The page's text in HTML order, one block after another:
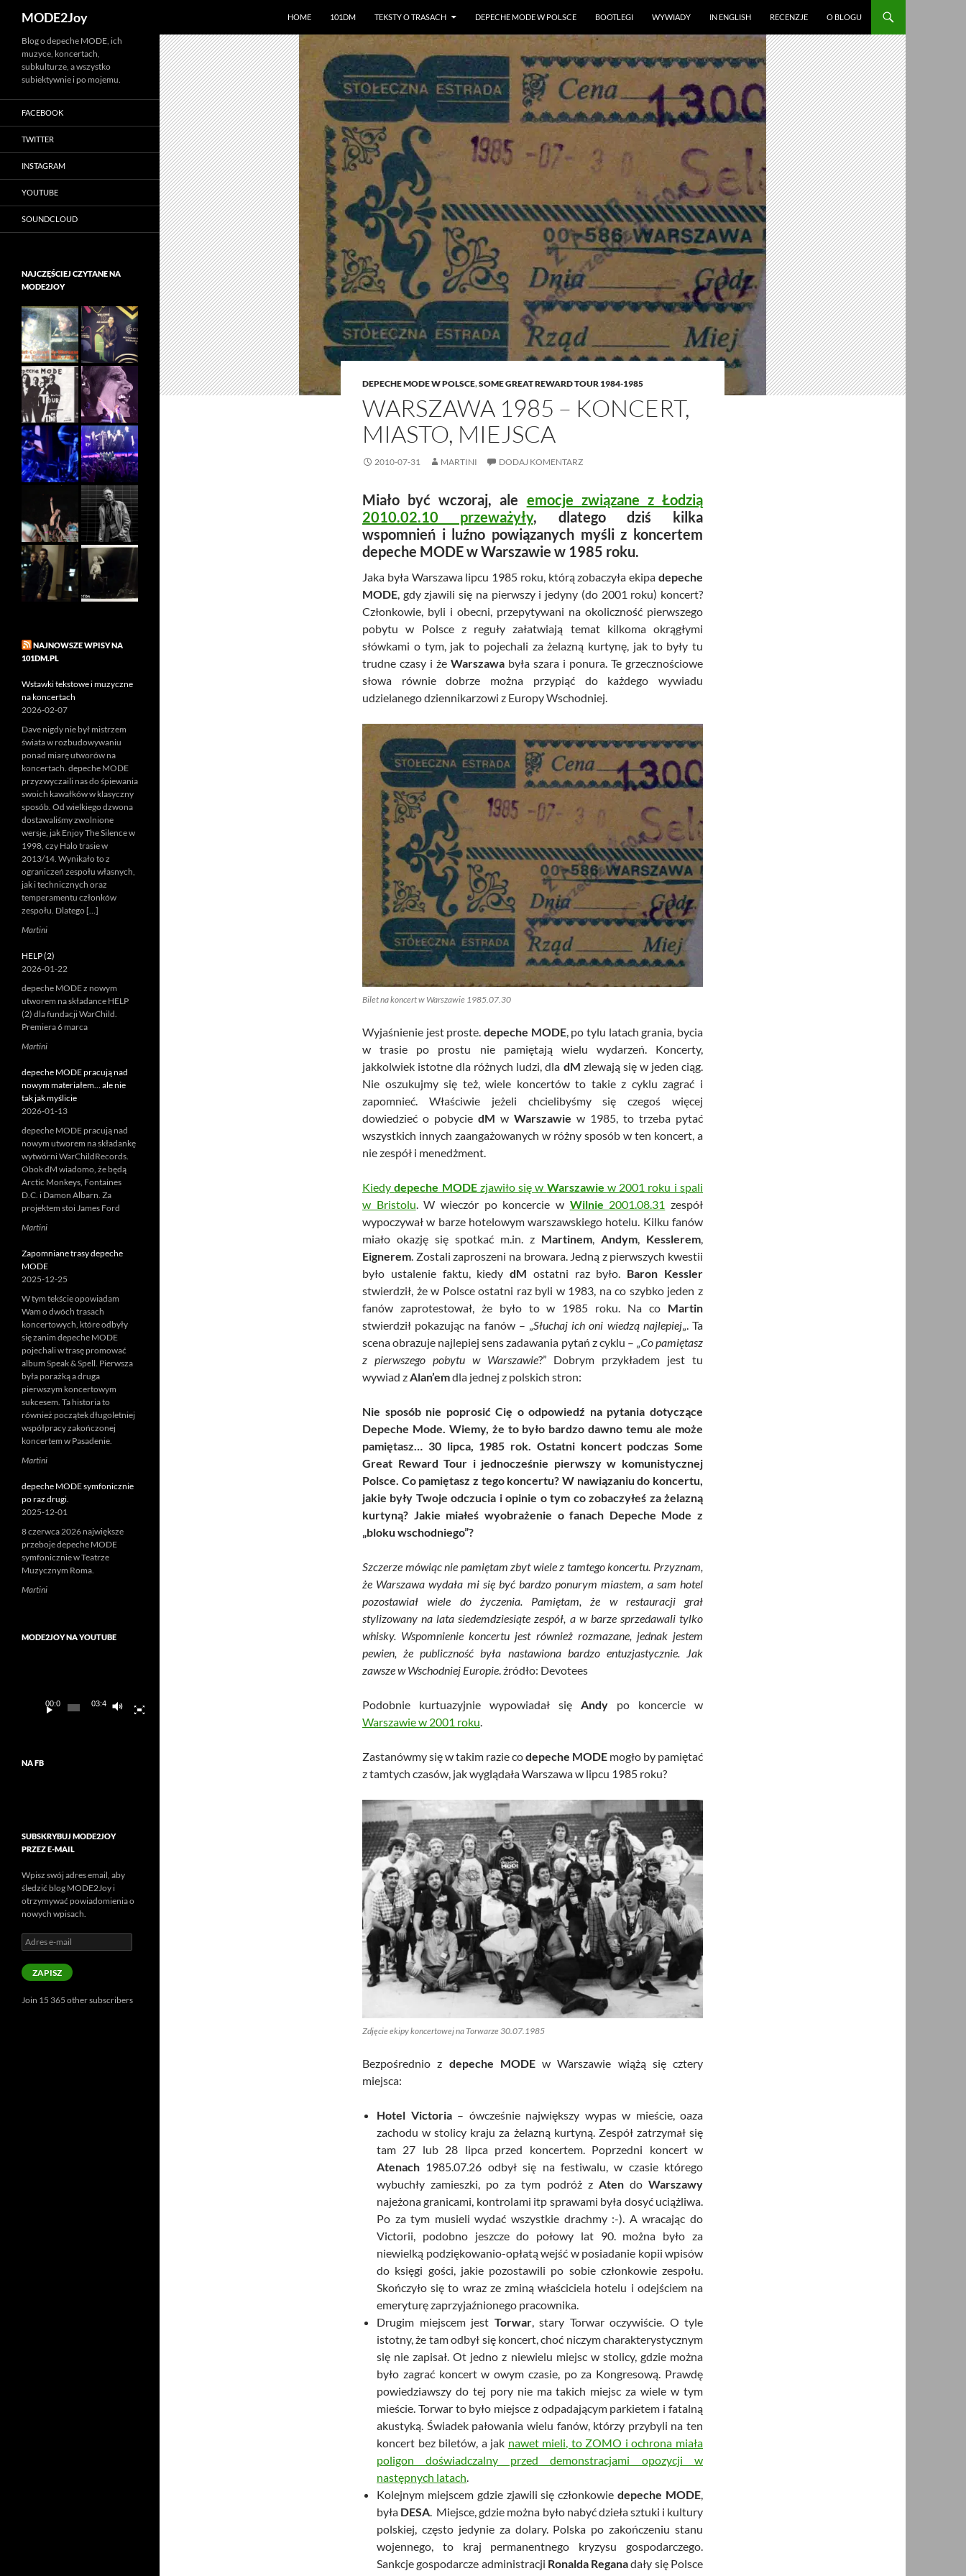
Przejdź
treści
MODE2Joy HOME 101DM TEKSTY O TRASACH DEPECHE MODE W POLSCE BOOTLEGI WYWIADY IN ENGLISH RECENZJE O BLOGU
DEPECHE MODE W POLSCE,SOME GREAT REWARD TOUR 1984-1985
WARSZAWA 1985 – KONCERT,
MIASTO, MIEJSCA
2010-07-31 MARTINI DODAJ KOMENTARZ
Miało być wczoraj, ale emocje związane z Łodzią
2010.02.10 przeważyły, dlatego dziś kilka
wspomnień i luźno powiązanych myśli z koncertem
depeche MODE w Warszawie w 1985 roku.
Jaka była Warszawa lipcu 1985 roku, którą zobaczyła ekipa depeche
MODE, gdy zjawili się na pierwszy i jedyny (do 2001 roku) koncert?
Członkowie, byli i obecni, przepytywani na okoliczność pierwszego
pobytu w Polsce z reguły załatwiają temat kilkoma okrągłymi
słówkami o tym, jak to pojechali za żelazną kurtynę, jak to były tu
trudne czasy i że Warszawa była szara i ponura. Te grzecznościowe
słowa równie dobrze można przypiąć do każdego wywiadu
udzielanego dziennikarzowi z Europy Wschodniej.
Bilet na koncert w Warszawie 1985.07.30
Wyjaśnienie jest proste. depeche MODE, po tylu latach grania, bycia
w trasie po prostu nie pamiętają wielu wydarzeń. Koncerty,
jakkolwiek istotne dla różnych ludzi, dla dM zlewają się w jeden ciąg.
Nie oszukujmy się też, wiele koncertów to takie z cyklu zagrać i
zapomnieć. Właściwie jeżeli chcielibyśmy się czegoś więcej
dowiedzieć o pobycie dM w Warszawie w 1985, to trzeba pytać
wszystkich innych zaangażowanych w różny sposób w ten koncert, a
nie zespół i menedżment.
Kiedydepeche MODEzjawiło się w Warszawie w 2001 roku i spali
w Bristolu. W wieczór po koncercie w Wilnie 2001.08.31 zespół
wypoczywał w barze hotelowym warszawskiego hotelu. Kilku fanów
miało okazję się spotkać m.in. z Martinem, Andym, Kesslerem,
Eignerem. Zostali zaproszeni na browara. Jedną z pierwszych kwestii
było ustalenie faktu, kiedydM ostatni raz było. Baron Kessler
stwierdził, że w Polsce ostatni raz byli w 1983, na co szybko jeden z
fanów zaprotestował, że było to w 1985 roku. Na co Martin
stwierdził pokazując na fanów – „Słuchaj ich oni wiedzą najlepiej„. Ta
scena obrazuje najlepiej sens zadawania pytań z cyklu – „Co pamiętasz
z pierwszego pobytu w Warszawie?” Dobrym przykładem jest tu
wywiad zAlan’emdla jednej z polskich stron:
Nie sposób nie poprosić Cię o odpowiedź na pytania dotyczące
Depeche Mode. Wiemy, że to było bardzo dawno temu ale może
pamiętasz… 30 lipca, 1985 rok. Ostatni koncert podczas Some
Great Reward Tour i jednocześnie pierwszy w komunistycznej
Polsce. Co pamiętasz z tego koncertu? W nawiązaniu do koncertu,
jakie były Twoje odczucia i opinie o tym co zobaczyłeś za żelazną
kurtyną? Jakie miałeś wyobrażenie o fanach Depeche Mode z
„bloku wschodniego”?
Szczerze mówiąc nie pamiętam zbyt wiele z tamtego koncertu. Przyznam,
że Warszawa wydała mi się być bardzo ponurym miastem, a sam hotel
pozostawiał wiele do życzenia. Pamiętam, że w restauracji grał
stylizowany na lata siedemdziesiąte zespół, a w barze sprzedawali tylko
whisky. Wspomnienie koncertu jest również rozmazane, jednak jestem
pewien, że publiczność była nastawiona bardzo entuzjastycznie. Jak
zawsze w Wschodniej Europie. źródło: Devotees
Podobnie kurtuazyjnie wypowiadał się Andy po koncercie w
Warszawie w 2001 roku.
Zastanówmy się w takim razie codepeche MODE mogło by pamiętać
z tamtych czasów, jak wyglądała Warszawa w lipcu 1985 roku?
Zdjęcie ekipy koncertowej na Torwarze 30.07.1985
Bezpośrednio z depeche MODEw Warszawie wiążą się cztery
miejsca:
Hotel Victoria– ówcześnie największy wypas w mieście, oaza
zachodu w stolicy kraju za żelazną kurtyną. Zespół zatrzymał się
tam 27 lub 28 lipca przed koncertem. Poprzedni koncert w
Atenach 1985.07.26 odbył się na festiwalu, w czasie którego
wybuchły zamieszki, po za tym podróż z Aten doWarszawy
najeżona granicami, kontrolami itp sprawami była dosyć uciążliwa.
Po za tym musieli wydać wszystkie drachmy :-). A wracając do
Victorii, podobno jeszcze do połowy lat 90. można było za
niewielką podziękowanio-opłatą wejść w posiadanie kopii wpisów
do księgi gości, jakie pozostawili po sobie członkowie zespołu.
Skończyło się to wraz ze zminą właściciela hotelu i odejściem na
emeryturę zaprzyjaźnionego pracownika.
Drugim miejscem jest Torwar, stary Torwar oczywiście. O tyle
istotny, że tam odbył się koncert, choć niczym charakterystycznym
się nie zapisał. Ot jedno z niewielu miejsc w stolicy, gdzie można
było zagrać koncert w owym czasie, po za Kongresową. Prawdę
powiedziawszy do tej pory nie ma takich miejsc za wiele w tym
mieście. Torwar to było miejsce z odpadającym parkietem i fatalną
akustyką. Świadek pałowania wielu fanów, którzy przybyli na ten
koncert bez biletów, a jak nawet mieli, to ZOMO i ochrona miała
poligon doświadczalny przed demonstracjami opozycji w
następnych latach.
Kolejnym miejscem gdzie zjawili się członkowiedepeche MODE,
była DESA. Miejsce, gdzie można było nabyć dzieła sztuki i kultury
polskiej, często jedynie za dolary. Polska po zakończeniu stanu
wojennego, to kraj permanentnego kryzysu gospodarczego.
Sankcje gospodarcze administracji Ronalda Reganadały się Polsce
Blog o depeche MODE, ich
muzyce, koncertach,
subkulturze, a wszystko
subiektywnie i po mojemu.
FACEBOOK
TWITTER
INSTAGRAM
YOUTUBE
SOUNDCLOUD
NAJCZĘŚCIEJ CZYTANE NA
MODE2JOY
NAJNOWSZE WPISY NA
101DM.PL
Wstawki tekstowe i muzyczne
na koncertach
2026-02-07
Dave nigdy nie był mistrzem
świata w rozbudowywaniu
ponad miarę utworów na
koncertach. depeche MODE
przyzwyczaili nas do śpiewania
swoich kawałków w klasyczny
sposób. Od wielkiego dzwona
dostawaliśmy zwolnione
wersje, jak Enjoy The Silence w
1998, czy Halo trasie w
2013/14. Wynikało to z
ograniczeń zespołu własnych,
jak i technicznych oraz
temperamentu członków
zespołu. Dlatego […]
Martini
HELP (2)
2026-01-22
depeche MODE z nowym
utworem na składance HELP
(2) dla fundacji WarChild.
Premiera 6 marca
Martini
depeche MODE pracują nad
nowym materiałem… ale nie
tak jak myślicie
2026-01-13
depeche MODE pracują nad
nowym utworem na składankę
wytwórni WarChildRecords.
Obok dM wiadomo, że będą
Arctic Monkeys, Fontaines
D.C. i Damon Albarn. Za
projektem stoi James Ford
Martini
Zapomniane trasy depeche
MODE
2025-12-25
W tym tekście opowiadam
Wam o dwóch trasach
koncertowych, które odbyły
się zanim depeche MODE
pojechali w trasę promować
album Speak & Spell. Pierwsza
była porażką a druga
pierwszym koncertowym
sukcesem. Ta historia to
również początek długoletniej
współpracy zakończonej
koncertem w Pasadenie.
Martini
depeche MODE symfonicznie
po raz drugi.
2025-12-01
8 czerwca 2026 największe
przeboje depeche MODE
symfonicznie w Teatrze
Muzycznym Roma.
Martini
MODE2JOY NA YOUTUBE
00:00 03:45
NA FB
SUBSKRYBUJ MODE2JOY
PRZEZ E-MAIL
Wpisz swój adres email, aby
śledzić blog MODE2Joy i
otrzymywać powiadomienia o
nowych wpisach.
Adres
e-
mail
ZAPISZ
Join 15 365 other subscribers